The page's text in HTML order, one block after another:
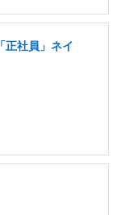
正社員」ネイ